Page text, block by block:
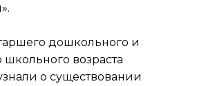
дошкольного и
возраста
о существовании